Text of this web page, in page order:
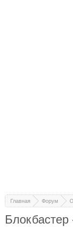
Главная Форум
Блокбастер